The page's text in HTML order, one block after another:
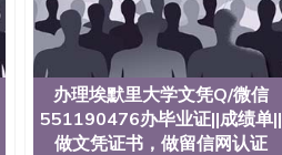
办理埃默里大学文凭Q/微信
551190476办毕业证||成绩单||
做文凭证书，做留信网认证